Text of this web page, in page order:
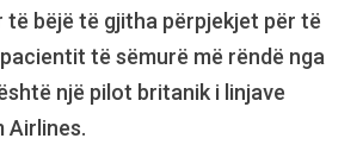
të bëjë të gjitha përpjekjet për të
të sëmurë më rëndë nga
një pilot britanik i linjave
Airlines.